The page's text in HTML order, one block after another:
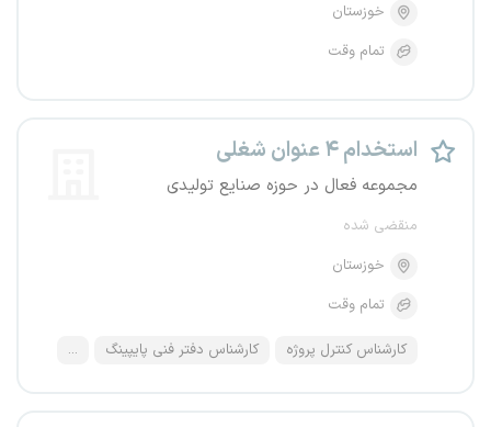
خوزستان
تمام وقت
استخدام ۴ عنوان شغلی
مجموعه فعال در حوزه صنایع تولیدی
منقضی شده
خوزستان
تمام وقت
کارشناس کنترل پروژه کارشناس دفتر فنی پایپینگ ...